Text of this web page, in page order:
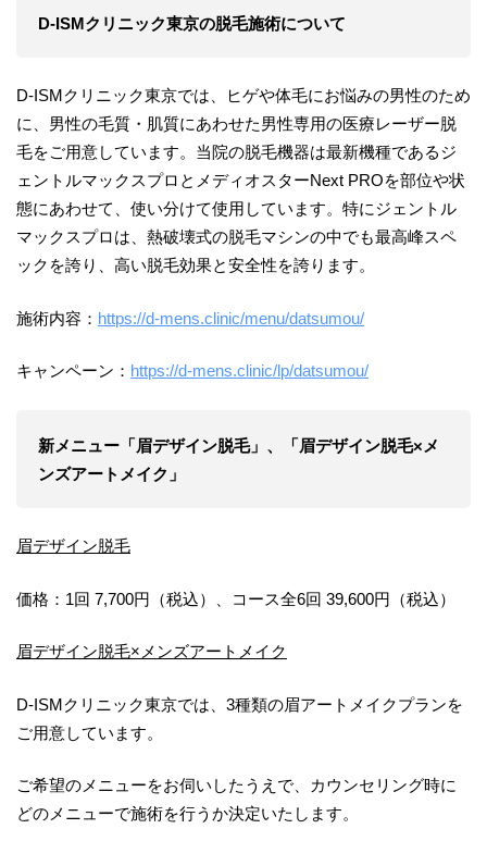
D-ISMクリニック東京の脱毛施術について
D-ISMクリニック東京では、ヒゲや体毛にお悩みの男性のため
に、男性の毛質・肌質にあわせた男性専用の医療レーザー脱
毛をご用意しています。当院の脱毛機器は最新機種であるジ
ェントルマックスプロとメディオスターNext PROを部位や状
態にあわせて、使い分けて使用しています。特にジェントル
マックスプロは、熱破壊式の脱毛マシンの中でも最高峰スペ
ックを誇り、高い脱毛効果と安全性を誇ります。
施術内容： https://d-mens.clinic/menu/datsumou/
キャンペーン： https://d-mens.clinic/lp/datsumou/
新メニュー「眉デザイン脱毛」、「眉デザイン脱毛×メ
ンズアートメイク」
眉デザイン脱毛
価格：1回 7,700円（税込）、コース全6回 39,600円（税込）
眉デザイン脱毛×メンズアートメイク
D-ISMクリニック東京では、3種類の眉アートメイクプランを
ご用意しています。
ご希望のメニューをお伺いしたうえで、カウンセリング時に
どのメニューで施術を行うか決定いたします。